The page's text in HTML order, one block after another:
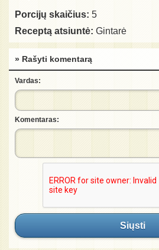
Porcijų skaičius: 5
Receptą atsiuntė: Gintarė
» Rašyti komentarą
Vardas:
Komentaras:
Siųsti